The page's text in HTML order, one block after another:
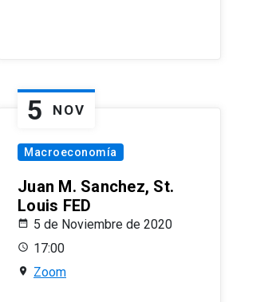
5 NOV
Macroeconomía
Juan M. Sanchez, St.
Louis FED
5 de Noviembre de 2020
17:00
Zoom